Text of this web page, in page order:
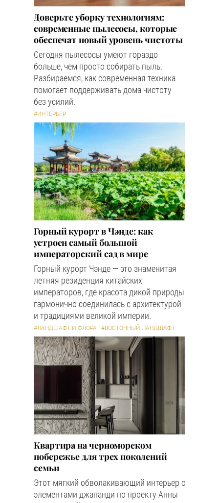
Доверьте уборку технологиям:
современные пылесосы, которые
обеспечат новый уровень чистоты
Сегодня пылесосы умеют гораздо
больше, чем просто собирать пыль.
Разбираемся, как современная техника
помогает поддерживать дома чистоту
без усилий.
#ИНТЕРЬЕР
Горный курорт в Чэнде: как
устроен самый большой
императорский сад в мире
Горный курорт Чэнде — это знаменитая
летняя резиденция китайских
императоров, где красота дикой природы
гармонично соединилась с архитектурой
и традициями великой империи.
#ЛАНДШАФТ И ФЛОРА #ВОСТОЧНЫЙ ЛАНДШАФТ
Квартира на черноморском
побережье для трех поколений
семьи
Этот мягкий обволакивающий интерьер с
элементами джапанди по проекту Анны